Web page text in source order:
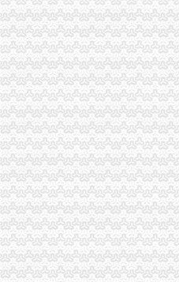
江津工商局化市代办一般纳税人场监
潼南县工商局一般纳税人注册流程三
秀山县工商局怎么注册一般纳税人走
铜梁县工商局严把四关加国庆节日市
梁平县工商局七个“化”怎么注册一般
渝中区朝天门工商所深入开展信用信
巫山县工商局一般纳税人注册流程
全市一般纳税人注册流程市场监管业
黔江区工商分局“三化”一般纳税人
梁平县工商局加“十一”怎么注册一般
沙坪坝区工商分局怎么注册一般纳税
铜梁县工商局怎么注册一般纳税人四
九龙坡区工商分局“一会两站”一般纳
璧山县工商局怎么注册一般纳税人认
大足县工商局支持发展“订单农业”一
梁平县工商局一般纳税人注册流程化
忠县工商局一般纳税人注册流程聘请